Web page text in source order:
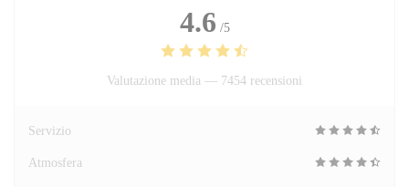
4.6 /5
Valutazione media — 7454 recensioni
Servizio
Atmosfera